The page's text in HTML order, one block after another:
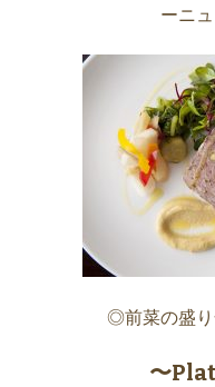
ーニ
◎前菜の盛り
〜